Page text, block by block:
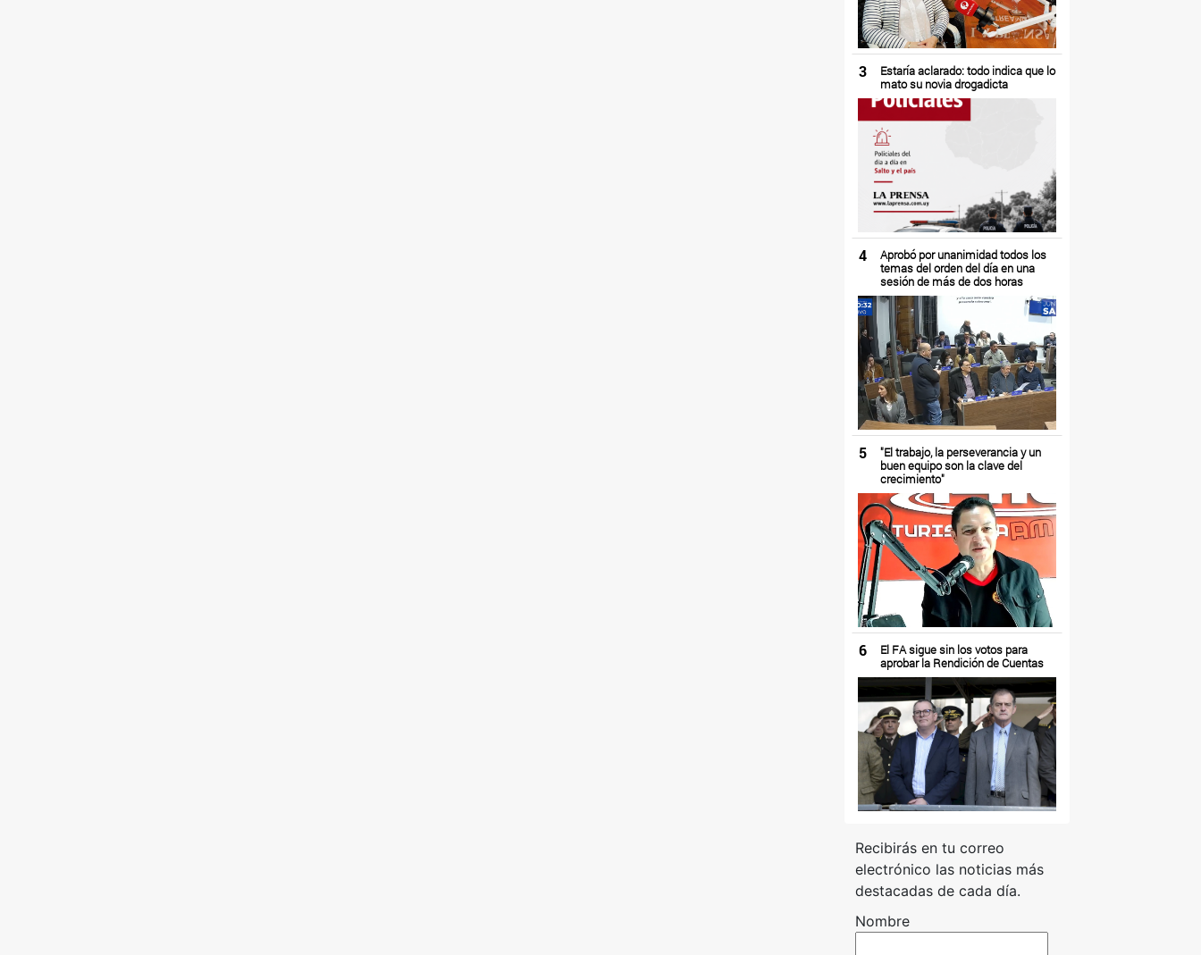
3
Estaría aclarado: todo indica que lo
mato su novia drogadicta
4
Aprobó por unanimidad todos los
temas del orden del día en una
sesión de más de dos horas
5
"El trabajo, la perseverancia y un
buen equipo son la clave del
crecimiento"
6
El FA sigue sin los votos para
aprobar la Rendición de Cuentas
Recibirás en tu correo
electrónico las noticias más
destacadas de cada día.
Nombre